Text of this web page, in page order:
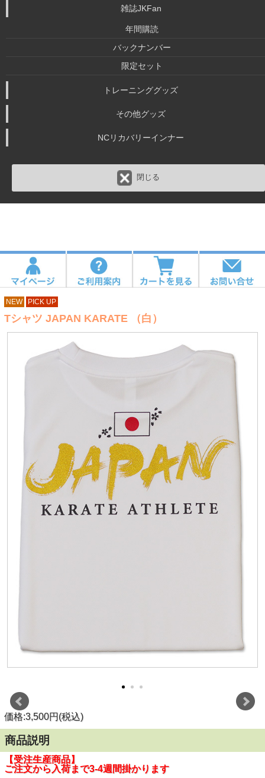
雑誌JKFan
年間購読
バックナンバー
限定セット
トレーニンググッズ
その他グッズ
NCリカバリーインナー
閉じる
NEW PICK UP
Tシャツ JAPAN KARATE （白）
価格:3,500円(税込)
商品説明
【受注生産商品】
ご注文から入荷まで3-4週間掛かります